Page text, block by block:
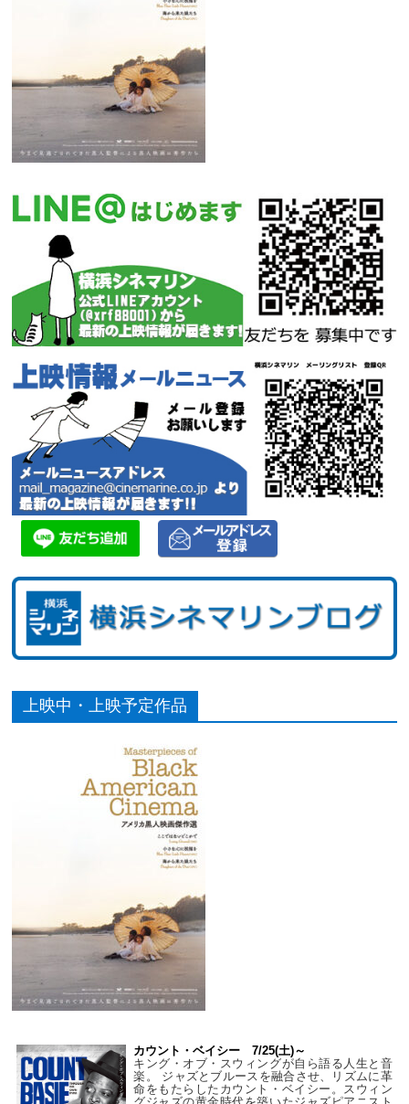
上映中・上映予定作品
カウント・ベイシー 7/25(土)～
キング・オブ・スウィングが自ら語る人生と音
楽。 ジャズとブルースを融合させ、リズムに革
命をもたらしたカウント・ベイシー。スウィン